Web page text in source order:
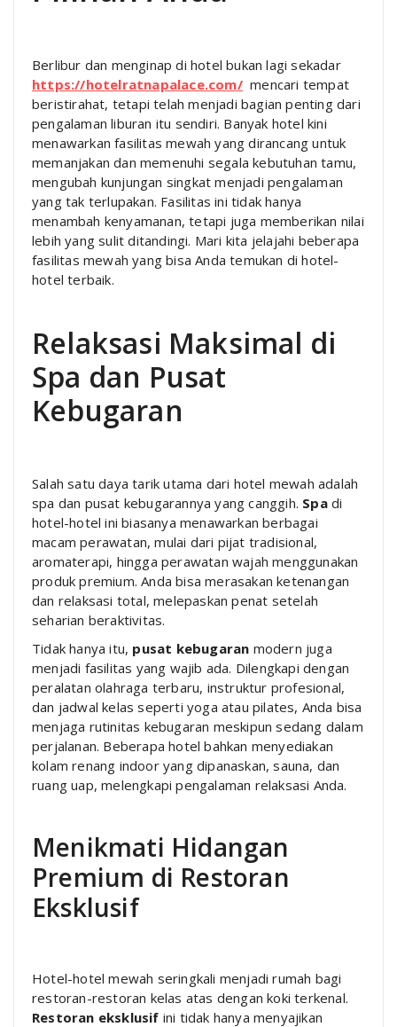
Berlibur dan menginap di hotel bukan lagi sekadar
https://hotelratnapalace.com/mencari tempat
beristirahat, tetapi telah menjadi bagian penting dari
pengalaman liburan itu sendiri. Banyak hotel kini
menawarkan fasilitas mewah yang dirancang untuk
memanjakan dan memenuhi segala kebutuhan tamu,
mengubah kunjungan singkat menjadi pengalaman
yang tak terlupakan. Fasilitas ini tidak hanya
menambah kenyamanan, tetapi juga memberikan nilai
lebih yang sulit ditandingi. Mari kita jelajahi beberapa
fasilitas mewah yang bisa Anda temukan di hotel-
hotel terbaik.
Relaksasi Maksimal di
Spa dan Pusat
Kebugaran
Salah satu daya tarik utama dari hotel mewah adalah
spa dan pusat kebugarannya yang canggih. Spadi
hotel-hotel ini biasanya menawarkan berbagai
macam perawatan, mulai dari pijat tradisional,
aromaterapi, hingga perawatan wajah menggunakan
produk premium. Anda bisa merasakan ketenangan
dan relaksasi total, melepaskan penat setelah
seharian beraktivitas.
Tidak hanya itu, pusat kebugaran modern juga
menjadi fasilitas yang wajib ada. Dilengkapi dengan
peralatan olahraga terbaru, instruktur profesional,
dan jadwal kelas seperti yoga atau pilates, Anda bisa
menjaga rutinitas kebugaran meskipun sedang dalam
perjalanan. Beberapa hotel bahkan menyediakan
kolam renang indoor yang dipanaskan, sauna, dan
ruang uap, melengkapi pengalaman relaksasi Anda.
Menikmati Hidangan
Premium di Restoran
Eksklusif
Hotel-hotel mewah seringkali menjadi rumah bagi
restoran-restoran kelas atas dengan koki terkenal.
Restoran eksklusif ini tidak hanya menyajikan